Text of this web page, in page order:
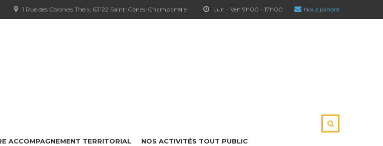
Lun - Ven 9h00 - 17h00 Nous joindre
1 Rue des Colonies Theix, 63122 Saint-Gènes-Champanelle
ACCOMPAGNEMENT TERRITORIAL NOS ACTIVITÉS TOUT PUBLIC